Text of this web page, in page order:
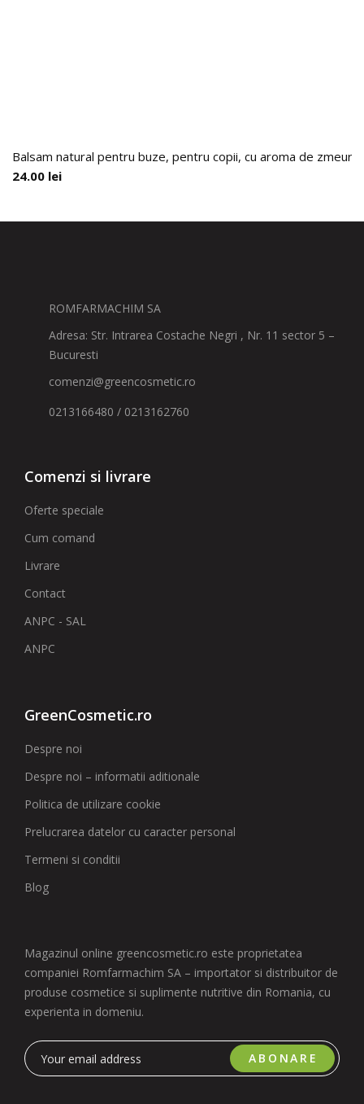
Balsam natural pentru buze, pentru copii, cu aroma de
24.00 lei
ROMFARMACHIM SA
Adresa: Str. Intrarea Costache Negri , Nr. 11 sector 5 –
Bucuresti
comenzi@greencosmetic.ro
0213166480 / 0213162760
Comenzi si livrare
Oferte speciale
Cum comand
Livrare
Contact
ANPC - SAL
ANPC
GreenCosmetic.ro
Despre noi
Despre noi – informatii aditionale
Politica de utilizare cookie
Prelucrarea datelor cu caracter personal
Termeni si conditii
Blog
Magazinul online greencosmetic.ro este proprietatea
companiei Romfarmachim SA – importator si distribuitor de
produse cosmetice si suplimente nutritive din Romania, cu
experienta in domeniu.
ABONARE